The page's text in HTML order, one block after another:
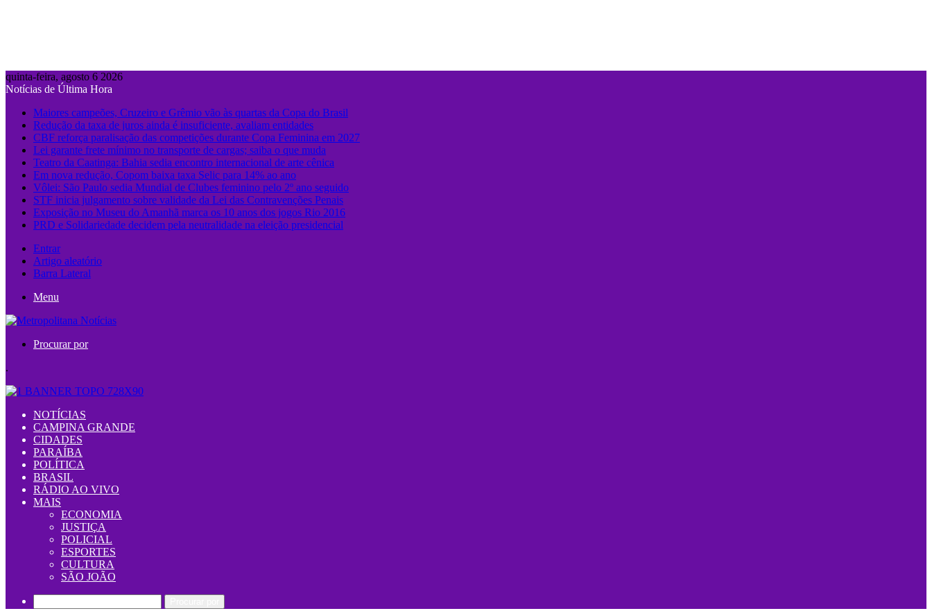
quinta-feira, agosto 6 2026
Notícias de Última Hora
Maiores campeões, Cruzeiro e Grêmio vão às quartas da Copa do Brasil
Redução da taxa de juros ainda é insuficiente, avaliam entidades
CBF reforça paralisação das competições durante Copa Feminina em 2027
Lei garante frete mínimo no transporte de cargas; saiba o que muda
Teatro da Caatinga: Bahia sedia encontro internacional de arte cênica
Em nova redução, Copom baixa taxa Selic para 14% ao ano
Vôlei: São Paulo sedia Mundial de Clubes feminino pelo 2º ano seguido
STF inicia julgamento sobre validade da Lei das Contravenções Penais
Exposição no Museu do Amanhã marca os 10 anos dos jogos Rio 2016
PRD e Solidariedade decidem pela neutralidade na eleição presidencial
Entrar
Artigo aleatório
Barra Lateral
Menu
Procurar por
.
NOTÍCIAS
CAMPINA GRANDE
CIDADES
PARAÍBA
POLÍTICA
BRASIL
RÁDIO AO VIVO
MAIS
ECONOMIA
JUSTIÇA
POLICIAL
ESPORTES
CULTURA
SÃO JOÃO